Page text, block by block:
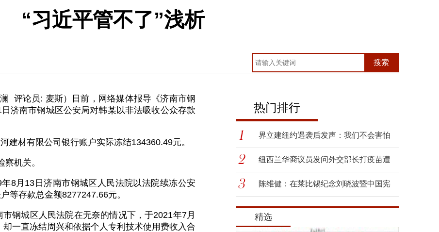
“习近平管不了”浅析
搜索
评论员: 麦斯）日前，网络媒体报导《济南市钢
济南市钢城区公安局对韩某以非法吸收公众存款
建材有限公司银行账户实际冻结134360.49元。
机关。
8月13日济南市钢城区人民法院以法院续冻公安
等存款总金额8277247.66元。
钢城区人民法院在无奈的情况下，于2021年7月
一直冻结周兴和依据个人专利技术使用费收入合
热门排行
界立建纽约遇袭后发声：我们不会害怕
纽西兰华裔议员发问外交部长打疫苗遭
呛
陈维健：在莱比锡纪念刘晓波暨中国宪
政
精选